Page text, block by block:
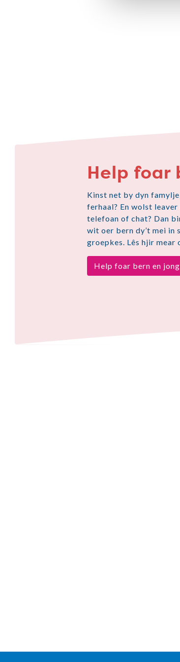
Help foar
Kinst net by dyn
ferhaal? En wolst
telefoan of chat? Dan
wit oer bern dy’t mei in
groepkes. Lês hjir mear
Help foar bern en